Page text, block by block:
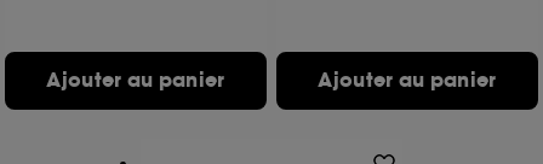
Ajouter au panier Ajouter au panier